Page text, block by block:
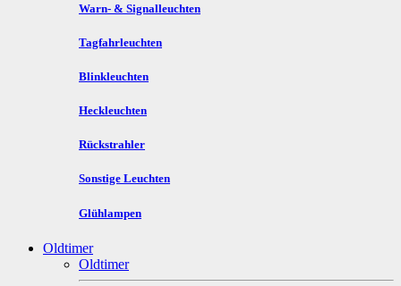
Warn- & Signalleuchten
Tagfahrleuchten
Blinkleuchten
Heckleuchten
Rückstrahler
Sonstige Leuchten
Glühlampen
Oldtimer
Oldtimer